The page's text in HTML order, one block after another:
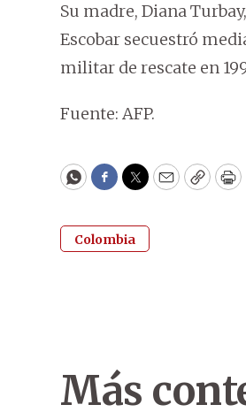
Su madre, Diana
Escobar secuestró
militar de rescate en
Fuente: AFP.
WhatsApp
Facebook
Twitter
EmailCopy
Colombia
Más